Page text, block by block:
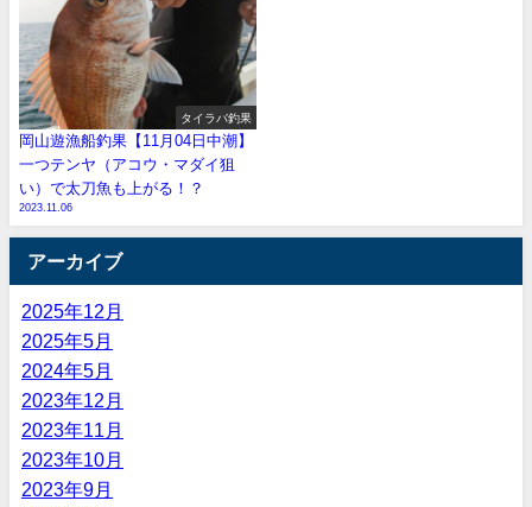
タイラバ釣果
岡山遊漁船釣果【11月04日中潮】
一つテンヤ（アコウ・マダイ狙
い）で太刀魚も上がる！？
2023.11.06
アーカイブ
2025年12月
2025年5月
2024年5月
2023年12月
2023年11月
2023年10月
2023年9月